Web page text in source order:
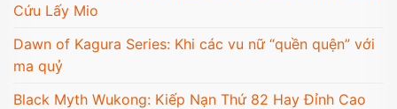
Cứu Lấy Mio
Dawn of Kagura Series: Khi các vu nữ “quền quện” với
ma quỷ
Black Myth Wukong: Kiếp Nạn Thứ 82 Hay Đỉnh Cao